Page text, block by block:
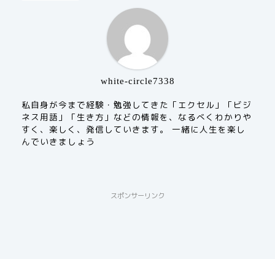
white-circle7338
私自身が今まで経験・勉強してきた「エクセル」「ビジ
ネス用語」「生き方」などの情報を、なるべくわかりや
すく、楽しく、発信していきます。 一緒に人生を楽し
んでいきましょう
スポンサーリンク